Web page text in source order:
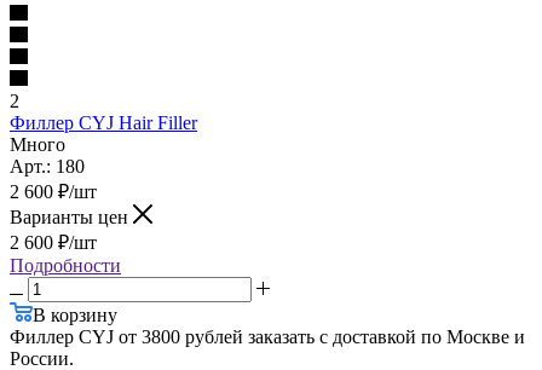
2
Филлер CYJ Hair Filler
Много
Арт.: 180
2 600 ₽/шт
Варианты цен
2 600 ₽/шт
Подробности
В корзину
Филлер CYJ от 3800 рублей заказать с доставкой по Москве и
России.